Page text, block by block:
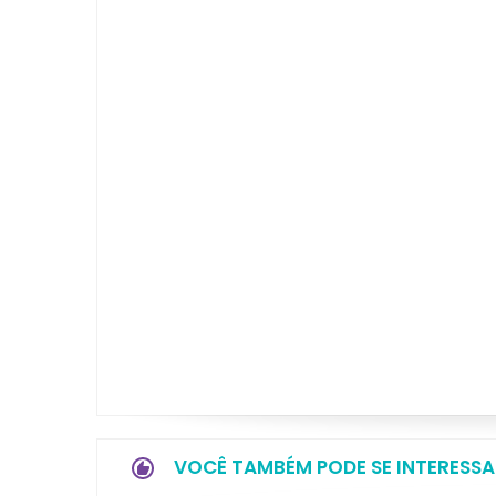
VOCÊ TAMBÉM PODE SE